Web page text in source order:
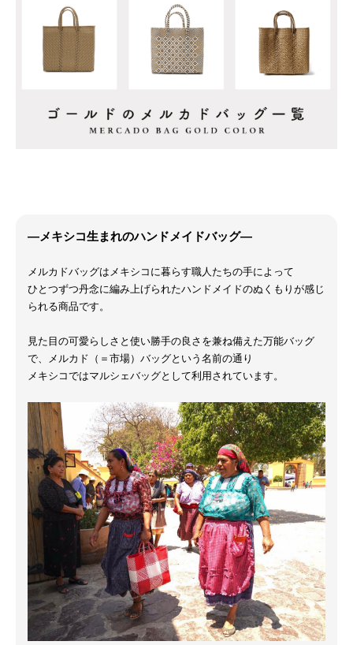
―メキシコ生まれのハンドメイドバッグ―
メルカドバッグはメキシコに暮らす職人たちの手によって
ひとつずつ丹念に編み上げられたハンドメイドのぬくもりが感じ
られる商品です。
見た目の可愛らしさと使い勝手の良さを兼ね備えた万能バッグ
で、メルカド（＝市場）バッグという名前の通り
メキシコではマルシェバッグとして利用されています。